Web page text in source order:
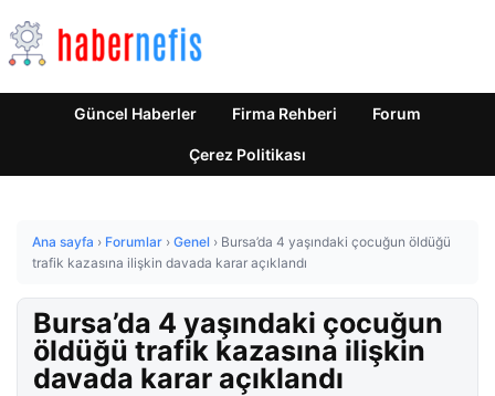
Güncel Haberler Firma Rehberi Forum
Çerez Politikası
Ana sayfa › Forumlar › Genel › Bursa’da 4 yaşındaki çocuğun öldüğü
trafik kazasına ilişkin davada karar açıklandı
Bursa’da 4 yaşındaki çocuğun
öldüğü trafik kazasına ilişkin
davada karar açıklandı